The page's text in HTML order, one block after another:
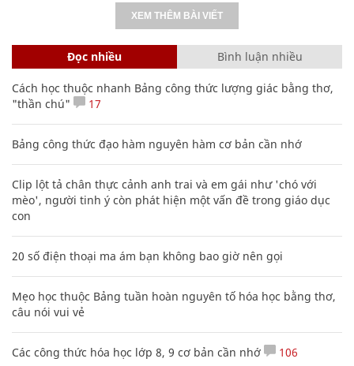
XEM THÊM BÀI VIẾT
Đọc nhiều Bình luận nhiều
Cách học thuộc nhanh Bảng công thức lượng giác bằng thơ,
"thần chú"
17
Bảng công thức đạo hàm nguyên hàm cơ bản cần nhớ
Clip lột tả chân thực cảnh anh trai và em gái như 'chó với
mèo', người tinh ý còn phát hiện một vấn đề trong giáo dục
con
20 số điện thoại ma ám bạn không bao giờ nên gọi
Mẹo học thuộc Bảng tuần hoàn nguyên tố hóa học bằng thơ,
câu nói vui vẻ
Các công thức hóa học lớp 8, 9 cơ bản cần nhớ 106